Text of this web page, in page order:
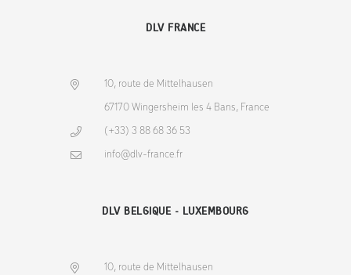
DLV FRANCE
10, route de Mittelhausen
67170 Wingersheim les 4 Bans, France
(+33) 3 88 68 36 53
info@dlv-france.fr
DLV BELGIQUE - LUXEMBOURG
10, route de Mittelhausen